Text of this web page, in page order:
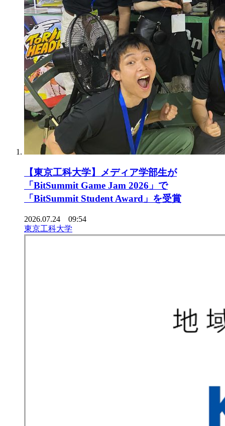
【東京工科大学】メディア学部生が
「BitSummit Game Jam 2026」で
「BitSummit Student Award」を受賞
2026.07.24 09:54
東京工科大学